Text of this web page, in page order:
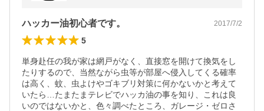
ハッカー油初心者です。 2017/7/2
5
単身赴任の我が家は網戸がなく、直接窓を開けて換気をし
たりするので、当然ながら虫等が部屋へ侵入してくる確率
は高く、蚊、虫よけやゴキブリ対策に何かないかと考えて
いたら…たまたまテレビでハッカ油の事を知り、これは良
いのではないかと、色々調べたところ、ガレージ・ゼロさ